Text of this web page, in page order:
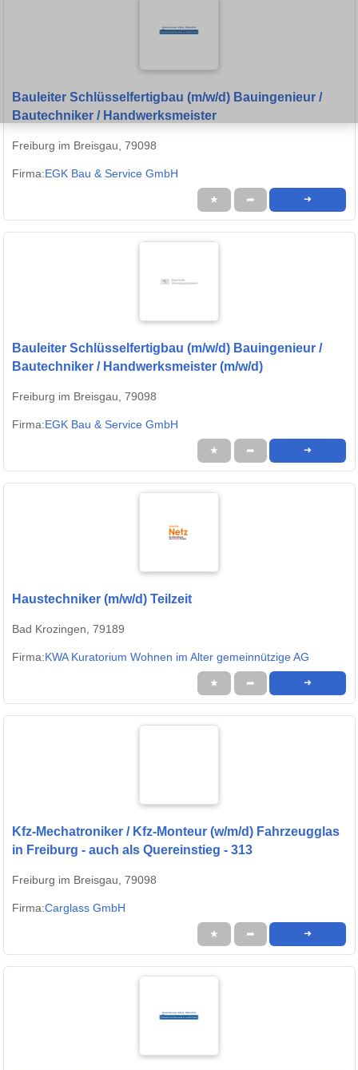
Bauleiter Schlüsselfertigbau (m/w/d) Bauingenieur /
Bautechniker / Handwerksmeister
Freiburg im Breisgau, 79098
Firma:EGK Bau & Service GmbH
★ ➦ ➜
Bauleiter Schlüsselfertigbau (m/w/d) Bauingenieur /
Bautechniker / Handwerksmeister (m/w/d)
Freiburg im Breisgau, 79098
Firma:EGK Bau & Service GmbH
★ ➦ ➜
Haustechniker (m/w/d) Teilzeit
Bad Krozingen, 79189
Firma:KWA Kuratorium Wohnen im Alter gemeinnützige AG
★ ➦ ➜
Kfz-Mechatroniker / Kfz-Monteur (w/m/d) Fahrzeugglas
in Freiburg - auch als Quereinstieg - 313
Freiburg im Breisgau, 79098
Firma:Carglass GmbH
★ ➦ ➜